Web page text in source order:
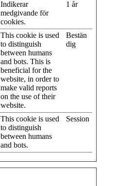
Indikerar
medgivande för
cookies.
1 år
This cookie is used
to distinguish
between humans
and bots. This is
beneficial for the
website, in order to
make valid reports
on the use of their
website.
Bestän
dig
This cookie is used
to distinguish
between humans
and bots.
Session